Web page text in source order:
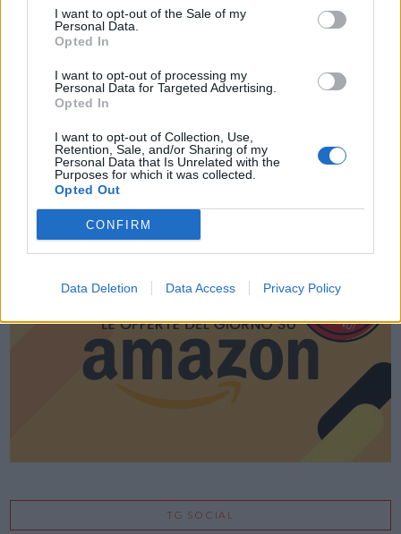
I want to opt-out of the Sale of my
Personal Data.
Opted In
I want to opt-out of processing my
Personal Data for Targeted Advertising.
Opted In
I want to opt-out of Collection, Use,
Retention, Sale, and/or Sharing of my
Personal Data that Is Unrelated with the
Purposes for which it was collected.
Opted Out
CONFIRM
Data Deletion Data Access Privacy Policy
Acconsento al trattamento dei dati personali ( Info Privacy
LE MIGLIORI OFFERTE AMAZON
TG SOCIAL